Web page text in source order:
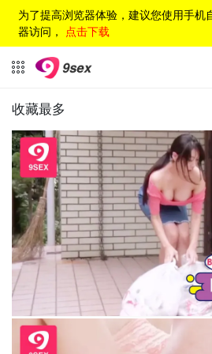
为了提高浏览器体验，建议您使用手机
器访问， 点击下载
收藏最多